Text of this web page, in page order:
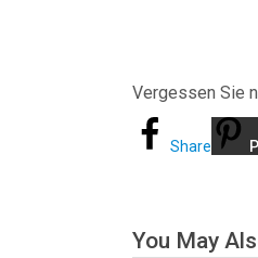
Vergessen Sie
Share
You May